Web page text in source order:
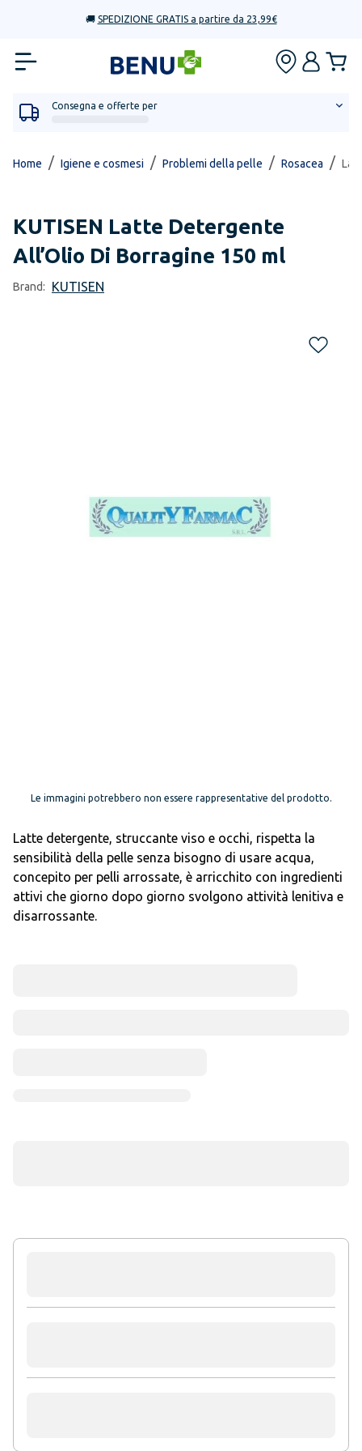
🚚 SPEDIZIONE GRATIS a partire da 23,99€
Consegna e offerte per
Home / Igiene e cosmesi / Problemi della pelle / Rosacea /
KUTISEN Latte Detergente
All’Olio Di Borragine 150 ml
Brand: KUTISEN
Le immagini potrebbero non essere rappresentative del prodotto.
Latte detergente, struccante viso e occhi, rispetta la
sensibilità della pelle senza bisogno di usare acqua,
concepito per pelli arrossate, è arricchito con ingredienti
attivi che giorno dopo giorno svolgono attività lenitiva e
disarrossante.